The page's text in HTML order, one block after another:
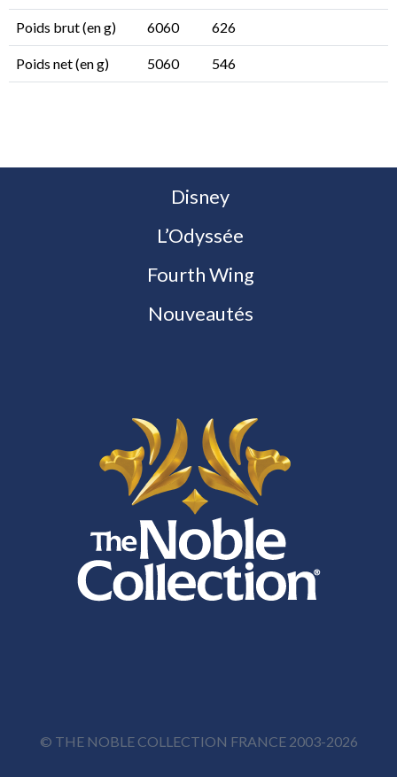
Poids brut (en g) 6060 626
Poids net (en g) 5060 546
Disney
L’Odyssée
Fourth Wing
Nouveautés
© THE NOBLE COLLECTION FRANCE 2003-2026